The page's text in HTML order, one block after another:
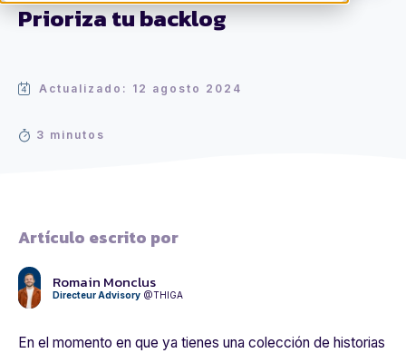
Prioriza tu backlog
Actualizado: 12 agosto 2024
3 minutos
Artículo escrito por
Romain Monclus
Directeur Advisory @THIGA
En el momento en que ya tienes una colección de historias